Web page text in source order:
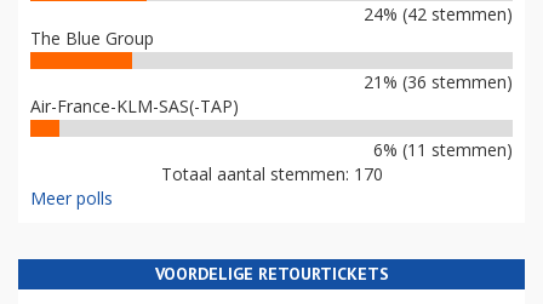
24% (42 stemmen)
The Blue Group
21% (36 stemmen)
Air-France-KLM-SAS(-TAP)
6% (11 stemmen)
Totaal aantal stemmen: 170
Meer polls
VOORDELIGE RETOURTICKETS